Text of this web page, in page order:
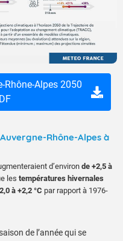
Rhône-Alpes 2050
Rhône-Alpes à
d’environ de +2,5 à
les températures hivernales
à +2,2 °C par rapport à 1976-
de l’année qui se